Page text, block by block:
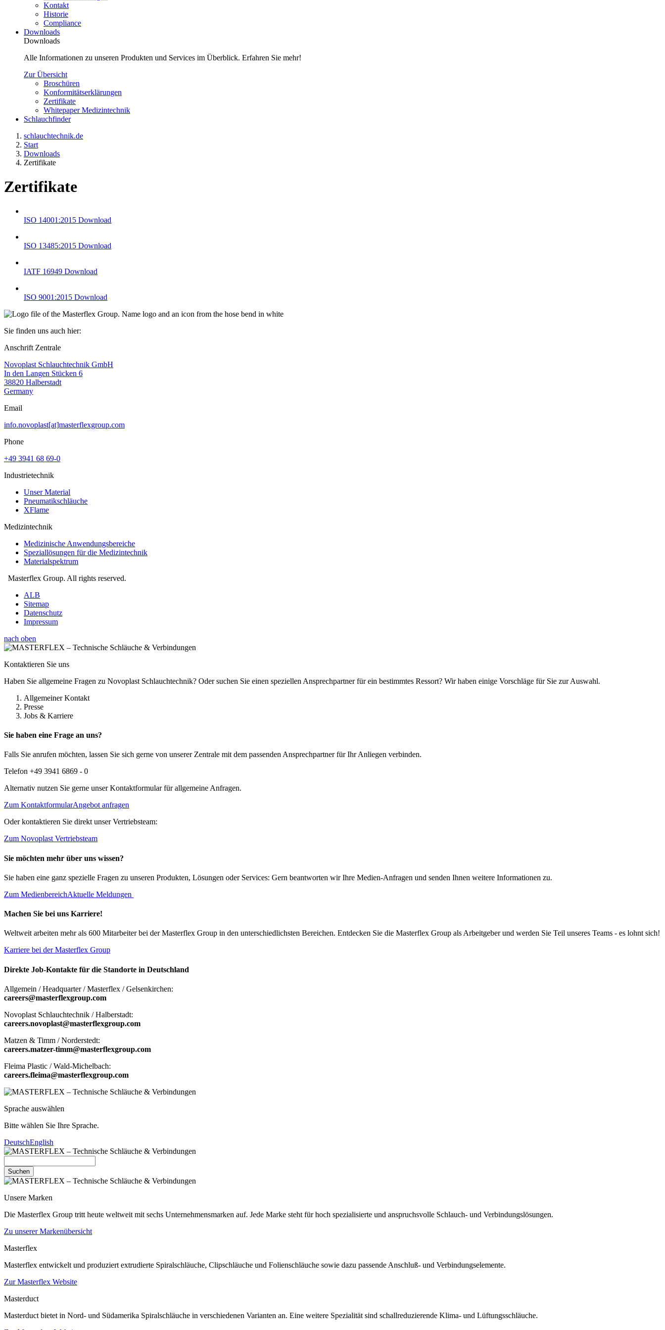
Kontakt
Historie
Compliance
Downloads
Downloads
Alle Informationen zu unseren Produkten und Services im Überblick. Erfahren Sie mehr!
Zur Übersicht
Broschüren
Konformitätserklärungen
Zertifikate
Whitepaper Medizintechnik
Schlauchfinder
schlauchtechnik.de
Start
Downloads
Zertifikate
Zertifikate
ISO 14001:2015 Download
ISO 13485:2015 Download
IATF 16949 Download
ISO 9001:2015 Download
Sie finden uns auch hier:
Anschrift Zentrale
Novoplast Schlauchtechnik GmbH
In den Langen Stücken 6
38820 Halberstadt
Germany
Email
info.novoplast[at]masterflexgroup.com
Phone
+49 3941 68 69-0
Industrietechnik
Unser Material
Pneumatikschläuche
XFlame
Medizintechnik
Medizinische Anwendungsbereiche
Speziallösungen für die Medizintechnik
Materialspektrum
Masterflex Group. All rights reserved.
ALB
Sitemap
Datenschutz
Impressum
nach oben
Kontaktieren Sie uns
Haben Sie allgemeine Fragen zu Novoplast Schlauchtechnik? Oder suchen Sie einen speziellen Ansprechpartner für ein bestimmtes Ressort? Wir haben einige Vorschläge für Sie zur Auswahl.
Allgemeiner Kontakt
Presse
Jobs & Karriere
Sie haben eine Frage an uns?
Falls Sie anrufen möchten, lassen Sie sich gerne von unserer Zentrale mit dem passenden Ansprechpartner für Ihr Anliegen verbinden.
Telefon +49 3941 6869 - 0
Alternativ nutzen Sie gerne unser Kontaktformular für allgemeine Anfragen.
Zum KontaktformularAngebot anfragen
Oder kontaktieren Sie direkt unser Vertriebsteam:
Zum Novoplast Vertriebsteam
Sie möchten mehr über uns wissen?
Sie haben eine ganz spezielle Fragen zu unseren Produkten, Lösungen oder Services: Gern beantworten wir Ihre Medien-Anfragen und senden Ihnen weitere Informationen zu.
Zum MedienbereichAktuelle Meldungen
Machen Sie bei uns Karriere!
Weltweit arbeiten mehr als 600 Mitarbeiter bei der Masterflex Group in den unterschiedlichsten Bereichen. Entdecken Sie die Masterflex Group als Arbeitgeber und werden Sie Teil unseres Teams - es lohnt sich!
Karriere bei der Masterflex Group
Direkte Job-Kontakte für die Standorte in Deutschland
Allgemein / Headquarter / Masterflex / Gelsenkirchen:
careers@masterflexgroup.com
Novoplast Schlauchtechnik / Halberstadt:
careers.novoplast@masterflexgroup.com
Matzen & Timm / Norderstedt:
careers.matzer-timm@masterflexgroup.com
Fleima Plastic / Wald-Michelbach:
careers.fleima@masterflexgroup.com
Sprache auswählen
Bitte wählen Sie Ihre Sprache.
DeutschEnglish
Suchen
Unsere Marken
Die Masterflex Group tritt heute weltweit mit sechs Unternehmensmarken auf. Jede Marke steht für hoch spezialisierte und anspruchsvolle Schlauch- und Verbindungslösungen.
Zu unserer Markenübersicht
Masterflex
Masterflex entwickelt und produziert extrudierte Spiralschläuche, Clipschläuche und Folienschläuche sowie dazu passende Anschluß- und Verbindungselemente.
Zur Masterflex Website
Masterduct
Masterduct bietet in Nord- und Südamerika Spiralschläuche in verschiedenen Varianten an. Eine weitere Spezialität sind schallreduzierende Klima- und Lüftungsschläuche.